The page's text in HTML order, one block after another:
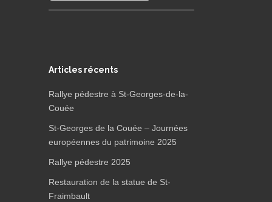
Articles récents
Rallye pédestre à St-Georges-de-la-
Couée
St-Georges de la Couée – Journées
européennes du patrimoine 2025
Rallye pédestre 2025
Restauration de la statue de St-
Fraimbault